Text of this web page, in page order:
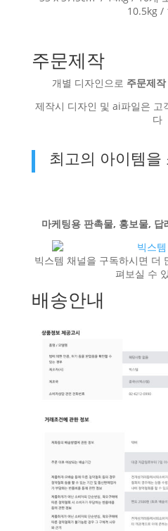
10.5kg /
주문제작
개별 디자인으로 주문제작
제작시 디자인 및 ai파일은 고
다
최고의 아이템
마케팅용 판촉물, 홍보물,
빅스템 채널을 구독하시면 더
펴보실 수
배송안내